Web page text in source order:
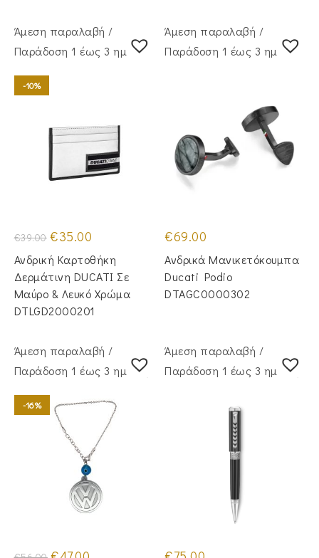
Άμεση παραλαβή /
Παράδoση 1 έως 3 ημέρες
-10%
€39.00 Original
price
was:
€39.00.
€35.00
τιμή
είναι:
€35.00.
Ανδρική Καρτοθήκη
Δερμάτινη DUCATI Σε
Μαύρο & Λευκό Χρώμα
DTLGD2000201
Άμεση παραλαβή /
Παράδoση 1 έως 3 ημέρες
€69.00
Ανδρικά Μανικετόκουμπα
Ducati Podio
DTAGC0000302
Άμεση παραλαβή /
Παράδoση 1 έως 3 ημέρες
-16%
Original
Άμεση παραλαβή /
Παράδoση 1 έως 3 ημέρες